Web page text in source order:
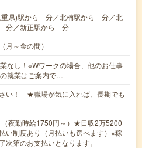
県)駅から---分／北楠駅から---分／北
分／新正駅から---分
月～金の間）
なし！※Wワークの場合、他のお仕事
就業はご案内で…
い！ ★職場が気に入れば、長期でも
夜勤時給1750円～）★日収2万5200
い制度あり（月払いも選べます）※稼
次第のお支払いとなります。